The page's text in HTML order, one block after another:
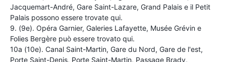
Jacquemart-André, Gare Saint-Lazare, Grand Palais e il Petit
Palais possono essere trovate qui.
9. (9e). Opéra Garnier, Galeries Lafayette, Musée Grévin e
Folies Bergère può essere trovato qui.
10a (10e). Canal Saint-Martin, Gare du Nord, Gare de l'est,
Porte Saint-Denis, Porte Saint-Martin, Passage Brady,